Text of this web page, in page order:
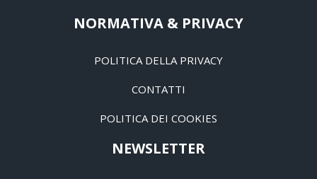
NORMATIVA & PRIVACY
POLITICA DELLA PRIVACY
CONTATTI
POLITICA DEI COOKIES
NEWSLETTER